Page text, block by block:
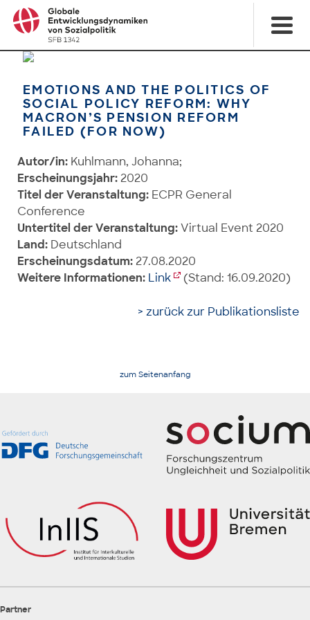
EMOTIONS AND THE POLITICS OF
SOCIAL POLICY REFORM: WHY
MACRON’S PENSION REFORM
FAILED (FOR NOW)
Autor/in: Kuhlmann, Johanna;
Erscheinungsjahr: 2020
Titel der Veranstaltung: ECPR General
Conference
Untertitel der Veranstaltung:Virtual Event 2020
Land: Deutschland
Erscheinungsdatum: 27.08.2020
Weitere Informationen: Link (Stand: 16.09.2020)
> zurück zur Publikationsliste
zum Seitenanfang
Partner